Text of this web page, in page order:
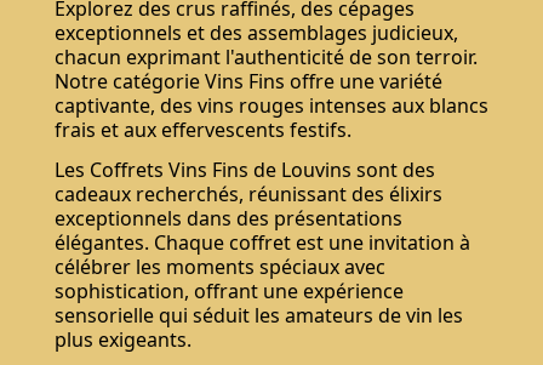
Explorez des crus raffinés, des cépages
exceptionnels et des assemblages judicieux,
chacun exprimant l'authenticité de son terroir.
Notre catégorie Vins Fins offre une variété
captivante, des vins rouges intenses aux blancs
frais et aux effervescents festifs.
Les Coffrets Vins Fins de Louvins sont des
cadeaux recherchés, réunissant des élixirs
exceptionnels dans des présentations
élégantes. Chaque coffret est une invitation à
célébrer les moments spéciaux avec
sophistication, offrant une expérience
sensorielle qui séduit les amateurs de vin les
plus exigeants.